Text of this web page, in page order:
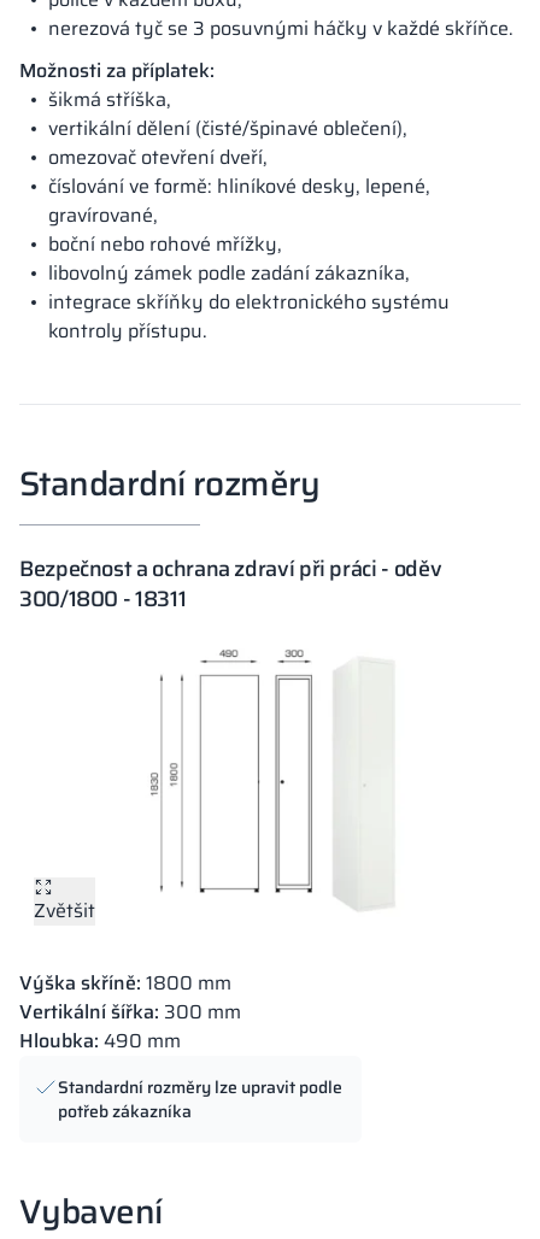
nerezová tyč se 3 posuvnými háčky v každé skříňce.
Možnosti za příplatek:
šikmá stříška,
vertikální dělení (čisté/špinavé oblečení),
omezovač otevření dveří,
číslování ve formě: hliníkové desky, lepené,
gravírované,
boční nebo rohové mřížky,
libovolný zámek podle zadání zákazníka,
integrace skříňky do elektronického systému
kontroly přístupu.
Standardní rozměry
Bezpečnost a ochrana zdraví při práci - oděv
300/1800 - 18311
Zvětšit
Výška skříně: 1800 mm
Vertikální šířka: 300 mm
Hloubka: 490 mm
Standardní rozměry lze upravit podle
potřeb zákazníka
Vybavení